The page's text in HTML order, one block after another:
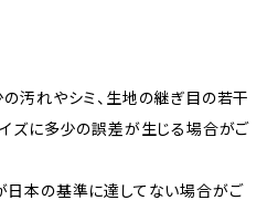
汚れやシミ、生地の継ぎ目の若干
ズに多少の誤差が生じる場合がご
本の基準に達してない場合がご